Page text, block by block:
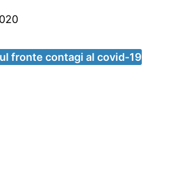
fronte contagi al covid-19